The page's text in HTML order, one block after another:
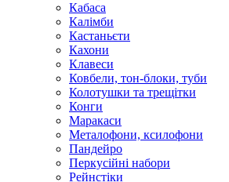
Кабаса
Калімби
Кастаньєти
Кахони
Клавеси
Ковбели, тон-блоки, туби
Колотушки та трещітки
Конги
Маракаси
Металофони, ксилофони
Пандейро
Перкусійні набори
Рейнстіки